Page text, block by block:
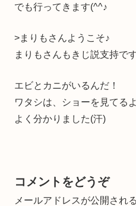
でも行ってきます(^^♪
>まりもさんようこそ♪
まりもさんもきじ説支持で
エビとカニがいるんだ！
ワタシは、ショーを見てる
よく分かりました(汗)
コメントをどうぞ
メールアドレスが公開され